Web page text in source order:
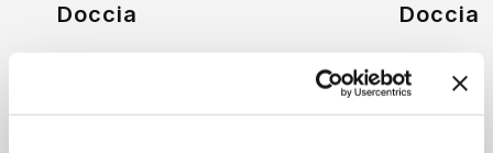
Doccia Doccia